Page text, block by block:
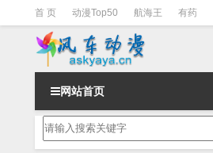
首 页 动漫Top50 航海王 有药
斗罗3 火影 一拳超人
网站首页